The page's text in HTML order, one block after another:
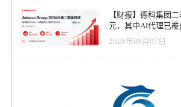
和产品及服务的华丽舞台和绝佳渠道 人力资
直接对接的良好时机 全球化的人力资源科技
加入HRTechChina案例库，并通过平台广泛宣
发挥在其领域的领导作用，促进产品创新和行
的基本标准： ·产品于18月前上线得到市场广
【财报】德科集团
元，其中AI代理已覆
务进入运营重构阶段
2026年08月07日